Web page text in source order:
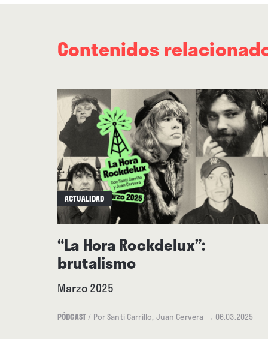
Contenidos
ACTUALIDAD
“La Hora Rockdelux”:
brutalismo
Marzo 2025
PÓDCAST/ Por Santi Carrillo, Juan Cervera → 06.03.2025